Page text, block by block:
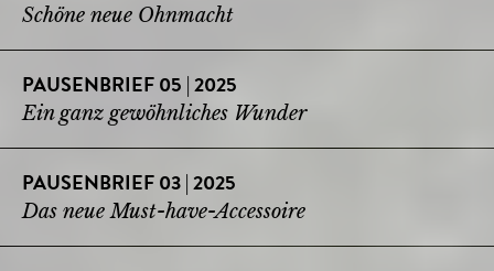
Schöne neue Ohnmacht
PAUSENBRIEF 05 | 2025
Ein ganz gewöhnliches Wunder
PAUSENBRIEF 03 | 2025
Das neue Must-have-Accessoire